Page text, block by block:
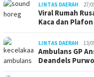
LINTAS DAERAH 27/
Viral Rumah
Kaca dan
LINTAS DAERAH 13/
Ambulans GP
Deandels